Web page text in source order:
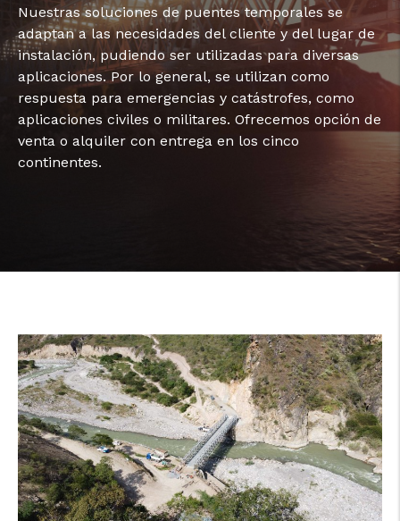
Nuestras soluciones de puentes temporales se
adaptan a las necesidades del cliente y del lugar de
instalación, pudiendo ser utilizadas para diversas
aplicaciones. Por lo general, se utilizan como
respuesta para emergencias y catástrofes, como
aplicaciones civiles o militares. Ofrecemos opción de
venta o alquiler con entrega en los cinco
continentes.